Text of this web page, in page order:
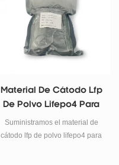
oxígeno.
Material De Cátodo Lfp
De Polvo Lifepo4 Para
Batería De Litio
Suministramos el material de
cátodo lfp de polvo lifepo4 para